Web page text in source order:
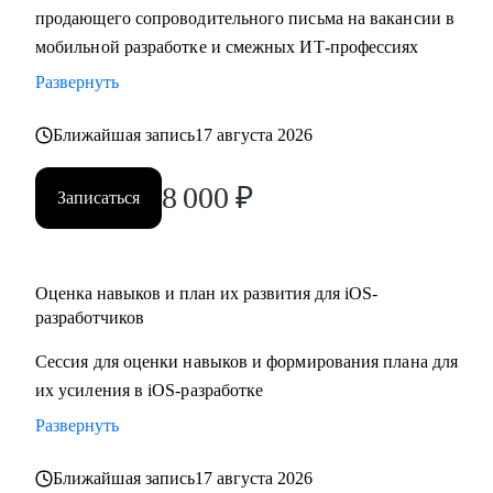
• Составить резюме и сопроводительное письма,
подготовиться к собеседованию и разобрать тестовые
задания
близких к реальным
• Изучить основные инструменты или углубить знания в
мобильной работке под iOS
• Разобраться с разными подходами к разработке
как их применять
Кому могу помочь:
• Juinior и Middle мобильным разработчикам (iOS, Android)
• Любым IT-специалистам, кто хочет перейти на
• IT-лидам, кто недавно стал руководителем, и Project-
продающего сопроводительного письма на вакансии в
мобильной разработке и смежных ИТ-профессиях
Развернуть
Ближайшая запись17 августа 2026
Записаться 8 000 ₽
Оценка навыков и план их развития для iOS-
разработчиков
Сессия для оценки навыков и формирования плана для
их усиления в iOS-разработке
Развернуть
Ближайшая запись17 августа 2026